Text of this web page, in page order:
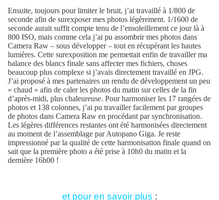
Ensuite, toujours pour limiter le bruit, j’ai travaillé à 1/800 de
seconde afin de surexposer mes photos légèrement. 1/1600 de
seconde aurait suffit compte tenu de l’ensoleillement ce jour là à
800 ISO, mais comme cela j’ai pu assombrir mes photos dans
Camera Raw – sous développer – tout en récupérant les hautes
lumières. Cette surexposition me permettait enfin de travailler ma
balance des blancs finale sans affecter mes fichiers, choses
beaucoup plus complexe si j’avais directement travaillé en JPG.
J’ai proposé à mes partenaires un rendu de développement un peu
« chaud » afin de caler les photos du matin sur celles de la fin
d’après-midi, plus chaleureuse. Pour harmoniser les 17 rangées de
photos et 138 colonnes, j’ai pu travailler facilement par groupes
de photos dans Camera Raw en procédant par synchronisation.
Les légères différences restantes ont été harmonisées directement
au moment de l’assemblage par Autopano Giga. Je reste
impressionné par la qualité de cette harmonisation finale quand on
sait que la première photo a été prise à 10h0 du matin et la
dernière 16h00 !
et pour en savoir plus :